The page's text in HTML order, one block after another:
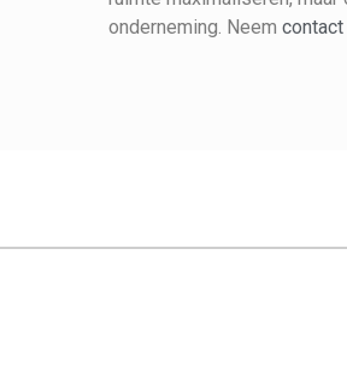
onderneming. Neem contact